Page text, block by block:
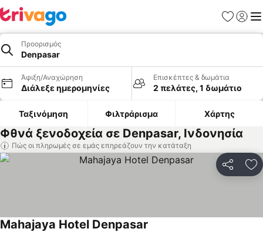
Προορισμός
Denpasar
Άφιξη/Αναχώρηση
Διάλεξε ημερομηνίες
Επισκέπτες & δωμάτια
2 πελάτες, 1 δωμάτιο
Ταξινόμηση Φιλτράρισμα Χάρτης
Φθνά ξενοδοχεία σε Denpasar, Ινδονησία
Πώς οι πληρωμές σε εμάς επηρεάζουν την κατάταξη
Mahajaya Hotel Denpasar